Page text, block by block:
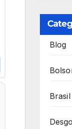
Blog
Brasil